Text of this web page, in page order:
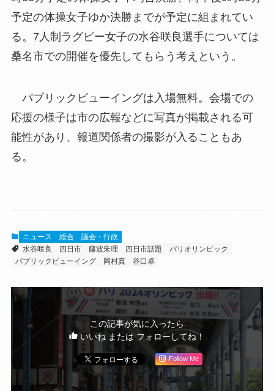
予定の体操女子ゆか決勝までが予定に組まれてい
る。7人制ラグビー女子の水谷咲良選手については
桑名市での開催を優先してもらう考えという。
パブリックビューイングは入場無料。会場での
応援の様子は市の広報などに写真が掲載される可
能性があり、報道関係者の撮影が入ることもあ
る。
ニュース 総合
議会・行政
水谷咲良
四日市 藤波朱理 四日市話題
パリオリンピック
パブリックビューイング
岡村真 谷口卓
この記事が気に入ったら
いいね または フォローしてね！
Follow Me